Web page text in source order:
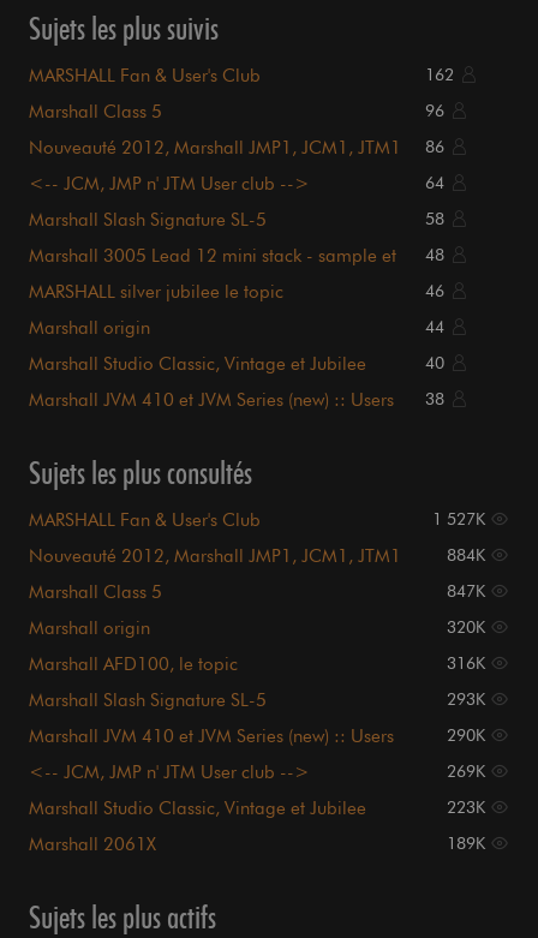
Sujets les plus suivis
MARSHALL Fan & User's Club 162
Marshall Class 5 96
Nouveauté 2012, Marshall JMP1, JCM1, JTM1
86
<-- JCM, JMP n' JTM User club --> 64
Marshall Slash Signature SL-5 58
Marshall 3005 Lead 12 mini stack - sample et
48
MARSHALL silver jubilee le topic 46
Marshall origin 44
Marshall Studio Classic, Vintage et Jubilee 40
Marshall JVM 410 et JVM Series (new) :: Users
38
Sujets les plus consultés
MARSHALL Fan & User's Club 1 527K
Nouveauté 2012, Marshall JMP1, JCM1, JTM1
884K
Marshall Class 5 847K
Marshall origin 320K
Marshall AFD100, le topic 316K
Marshall Slash Signature SL-5 293K
Marshall JVM 410 et JVM Series (new) :: Users
290K
<-- JCM, JMP n' JTM User club --> 269K
Marshall Studio Classic, Vintage et Jubilee 223K
Marshall 2061X 189K
Sujets les plus actifs